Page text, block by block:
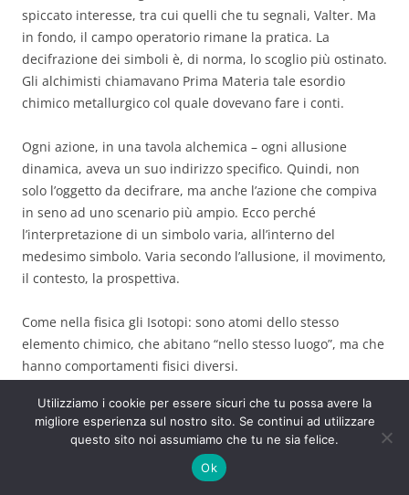
spiccato interesse, tra cui quelli che tu segnali, Valter. Ma
in fondo, il campo operatorio rimane la pratica. La
decifrazione dei simboli è, di norma, lo scoglio più ostinato.
Gli alchimisti chiamavano Prima Materia tale esordio
chimico metallurgico col quale dovevano fare i conti.
Ogni azione, in una tavola alchemica – ogni allusione
dinamica, aveva un suo indirizzo specifico. Quindi, non
solo l’oggetto da decifrare, ma anche l’azione che compiva
in seno ad uno scenario più ampio. Ecco perché
l’interpretazione di un simbolo varia, all’interno del
medesimo simbolo. Varia secondo l’allusione, il movimento,
il contesto, la prospettiva.
Come nella fisica gli Isotopi: sono atomi dello stesso
elemento chimico, che abitano “nello stesso luogo”, ma che
hanno comportamenti fisici diversi.
comportandosi chimicamente nello stesso modo – hanno
una vita fisica differente.
Questa dovrebbe essere la forma didattica più opportuna
Utilizziamo i cookie per essere sicuri che tu possa avere la
migliore esperienza sul nostro sito. Se continui ad utilizzare
questo sito noi assumiamo che tu ne sia felice.
Ok